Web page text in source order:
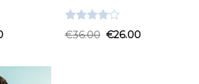
Valutato
4.00su
€36.00 €26.00